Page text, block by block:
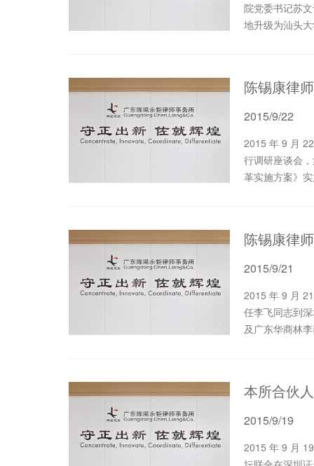
院党委书记苏
地升级为汕头
陈锡康律
2015/9/22
2015 年 9 月 22 日 上午，市人大常委会在东莞市第二人民法院举
行调研座谈会
革实施方案》
2015/9/21
2015 年 9 月 21 日 ，全国人大常委会副秘书长、基本法委员会主
任李飞同志到
2015/9/19
2015 年 9 月 19 日 ，华南国际经济贸易仲裁委员会和华南法律论